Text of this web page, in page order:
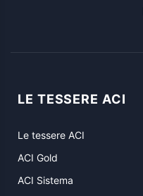
LE TESSERE ACI
Le tessere ACI
ACI Gold
ACI Sistema